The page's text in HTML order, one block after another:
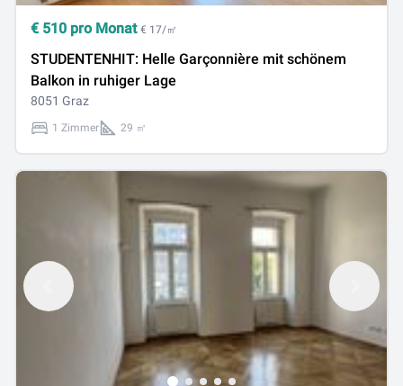
€ 510 pro Monat € 17/㎡
STUDENTENHIT: Helle Garçonnière mit schönem
Balkon in ruhiger Lage
8051 Graz
1 Zimmer 29 ㎡